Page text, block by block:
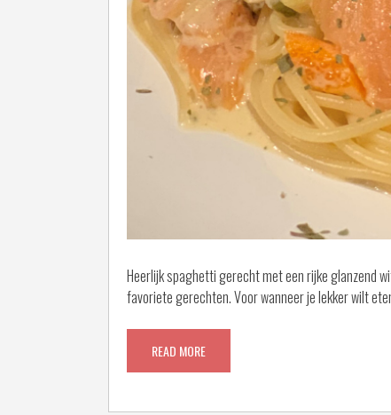
Heerlijk spaghetti gerecht met een rijke glanzend
favoriete gerechten. Voor wanneer je lekker wilt
READ MORE